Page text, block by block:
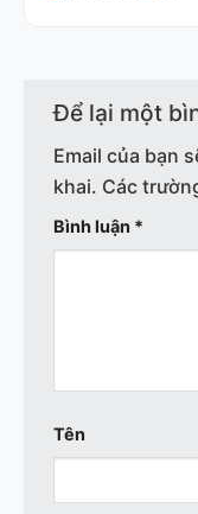
Để lại một
Email của bạn
khai. Các
Bình luận *
Tên